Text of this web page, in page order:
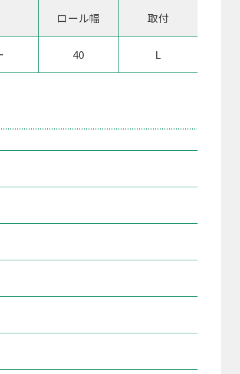
ロール幅 取付
40 L